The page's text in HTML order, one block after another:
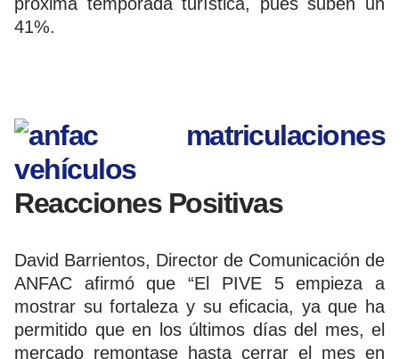
41%.
Reacciones Positivas
David Barrientos, Director de Comunicación de
ANFAC afirmó que “El PIVE 5 empieza a
mostrar su fortaleza y su eficacia, ya que ha
permitido que en los últimos días del mes, el
mercado remontase hasta cerrar el mes en